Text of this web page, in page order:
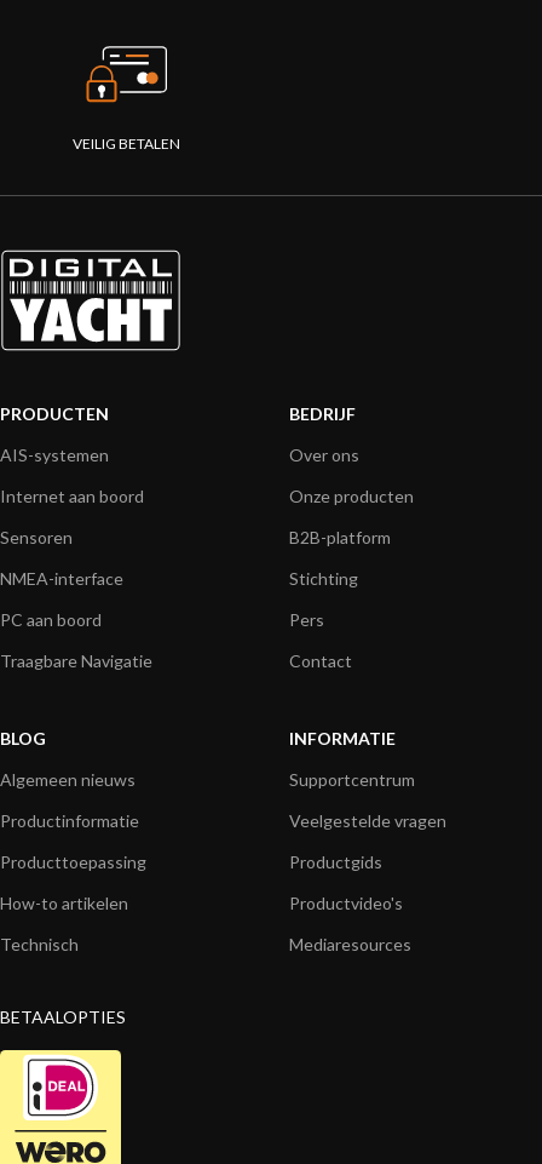
VEILIG BETALEN
PRODUCTEN
AIS-systemen
Internet aan boord
Sensoren
NMEA-interface
PC aan boord
Traagbare Navigatie
BEDRIJF
Over ons
Onze producten
B2B-platform
Stichting
Pers
Contact
BLOG
Algemeen nieuws
Productinformatie
Producttoepassing
How-to artikelen
Technisch
INFORMATIE
Supportcentrum
Veelgestelde vragen
Productgids
Productvideo's
Mediaresources
BETAALOPTIES